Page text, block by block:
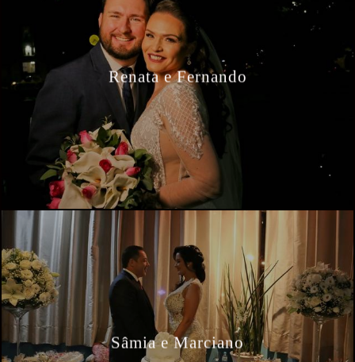
Renata e Fernando
Sâmia e Marciano